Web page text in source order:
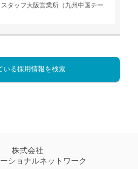
タッフ大阪営業所（九州中国チー
いる採用情報を検索
株式会社
ショナルネットワーク